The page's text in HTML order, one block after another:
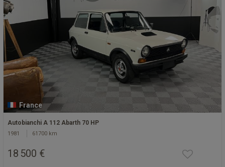
France
Autobianchi A 112 Abarth 70 HP
1981 61700 km
18 500 €